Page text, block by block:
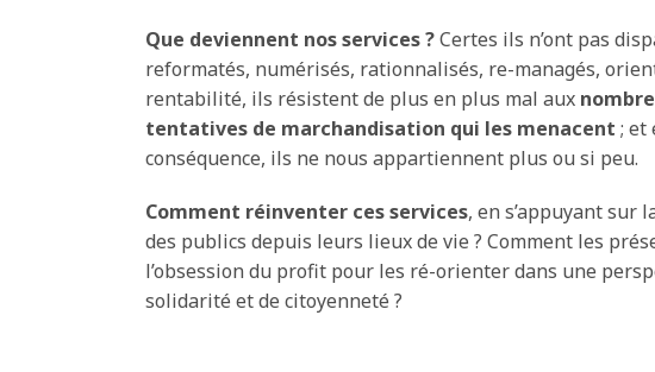
Que deviennent nos services ?Certes ils n’ont pas
reformatés, numérisés, rationnalisés, re-managés,
rentabilité, ils résistent de plus en plus mal aux
tentatives de marchandisation qui les menacent ; et
conséquence, ils ne nous appartiennent plus ou si peu.
Comment réinventer ces services, en s’appuyant sur
des publics depuis leurs lieux de vie ? Comment les
l’obsession du profit pour les ré-orienter dans une
solidarité et de citoyenneté ?